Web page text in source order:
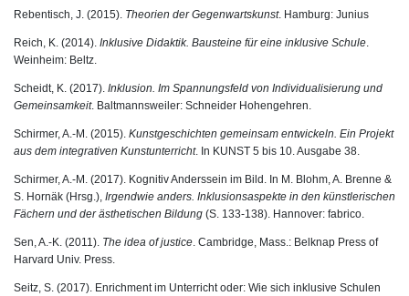
Rebentisch, J. (2015). Theorien der Gegenwartskunst. Hamburg: Junius
Reich, K. (2014). Inklusive Didaktik. Bausteine für eine inklusive Schule.
Weinheim: Beltz.
Scheidt, K. (2017). Inklusion. Im Spannungsfeld von Individualisierung und
Gemeinsamkeit. Baltmannsweiler: Schneider Hohengehren.
Schirmer, A.-M. (2015). Kunstgeschichten gemeinsam entwickeln. Ein Projekt
aus dem integrativen Kunstunterricht. In KUNST 5 bis 10. Ausgabe 38.
Schirmer, A.-M. (2017). Kognitiv Anderssein im Bild. In M. Blohm, A. Brenne &
S. Hornäk (Hrsg.), Irgendwie anders. Inklusionsaspekte in den künstlerischen
Fächern und der ästhetischen Bildung (S. 133-138). Hannover: fabrico.
Sen, A.-K. (2011). The idea of justice. Cambridge, Mass.: Belknap Press of
Harvard Univ. Press.
Seitz, S. (2017). Enrichment im Unterricht oder: Wie sich inklusive Schulen